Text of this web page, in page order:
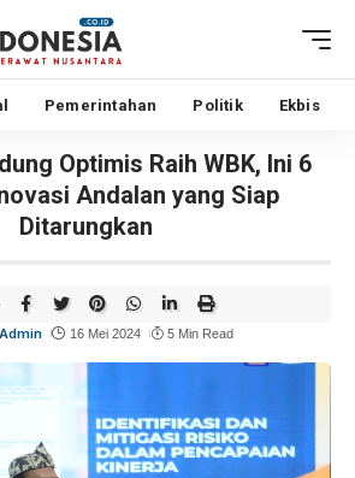
Pemerintahan Politik Ekbis
Optimis Raih WBK, Ini 6
Andalan yang Siap
Ditarungkan
Admin 16 Mei 2024 5 Min Read